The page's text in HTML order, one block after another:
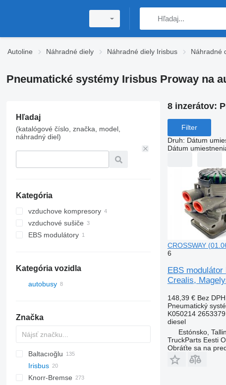
Autoline Náhradné diely Náhradné diely Irisbus Náhradné
Pneumatické systémy Irisbus Proway na
Hľadaj
(katalógové číslo, značka, model,
náhradný diel)
Kategória
vzduchove kompresory
vzduchové sušiče
EBS modulátory
Kategória vozidla
autobusy
Značka
Baltacıoğlu
Futura
SB
Crossway
Eurorider
Irisbus
Axer
Knorr-Bremse
8 inzerátov:
Filter
Druh: Dátum
Dátum
CROSSWAY
6
EBS
Crealis,
148,39 € Bez DPH
Pneumatický
K050214
diesel
Estónsko,
TruckParts Eesti
Obráťte sa na